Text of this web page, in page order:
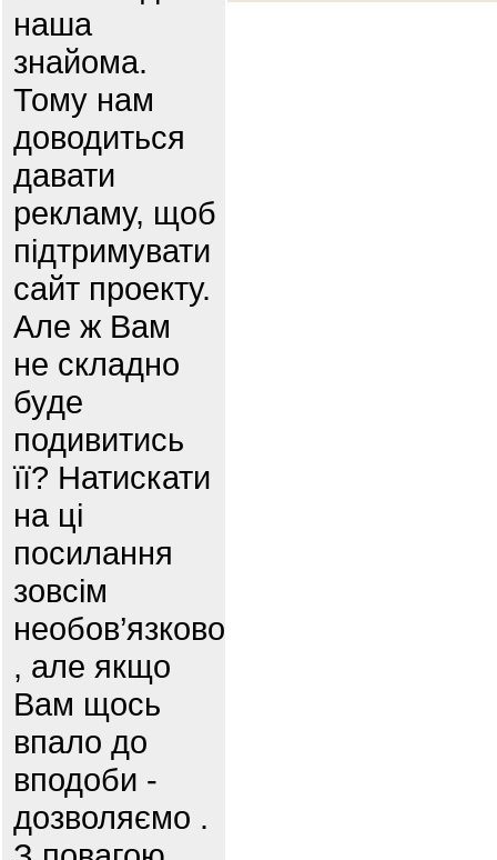
наша
знайома.
Тому нам
доводиться
давати
рекламу, щоб
підтримувати
сайт проекту.
Але ж Вам
не складно
буде
подивитись
її? Натискати
на ці
посилання
зовсім
необов’язково
, але якщо
Вам щось
впало до
вподоби -
дозволяємо .